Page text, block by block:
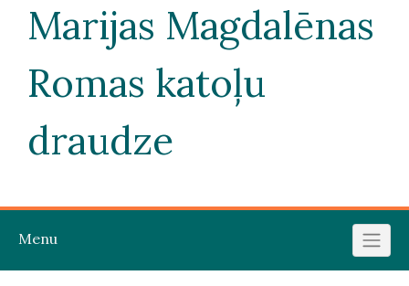
Marijas Magdalēnas
Romas katoļu
draudze
Menu